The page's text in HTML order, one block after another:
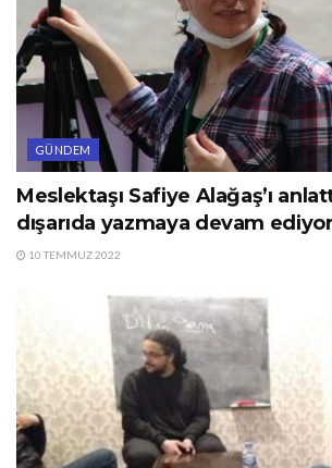
GÜNDEM
Meslektaşı Safiye Alağaş’ı
dışarıda yazmaya devam ediyor
10 TEMMUZ 2022